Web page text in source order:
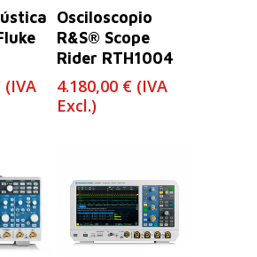
(IVA
Leer Más
Osciloscopio
R&S® Scope
Rider RTH1004
4.180,00 € (IVA
Excl.)